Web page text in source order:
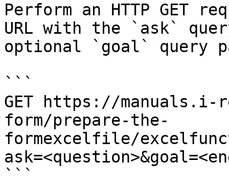
Perform an HTTP GET
URL with the `ask`
optional `goal` query
```
GET https://
form/prepare-the-
formexcelfile/
```